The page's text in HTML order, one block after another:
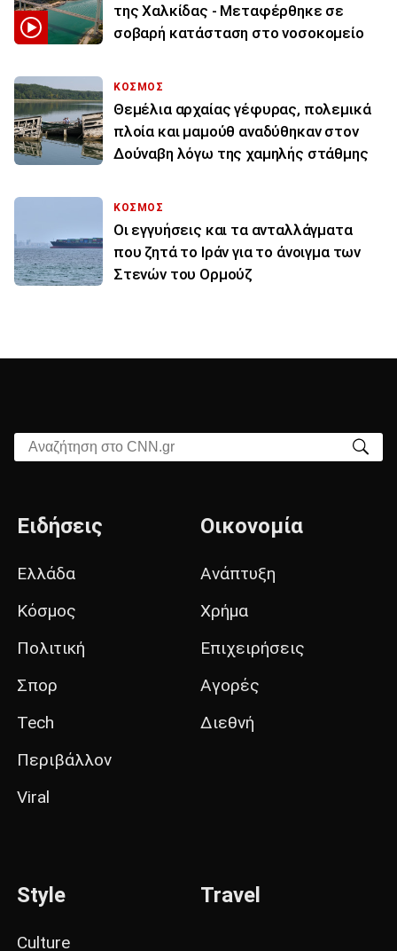
της Χαλκίδας - Μεταφέρθηκε σε
σοβαρή κατάσταση στο νοσοκομείο
ΚΟΣΜΟΣ
Θεμέλια αρχαίας γέφυρας, πολεμικά
πλοία και μαμούθ αναδύθηκαν στον
Δούναβη λόγω της χαμηλής στάθμης
ΚΟΣΜΟΣ
Οι εγγυήσεις και τα ανταλλάγματα
που ζητά το Ιράν για το άνοιγμα των
Στενών του Ορμούζ
Αναζήτηση στο CNN.gr
Ειδήσεις
Ελλάδα
Κόσμος
Πολιτική
Σπορ
Tech
Περιβάλλον
Viral
Οικονομία
Ανάπτυξη
Χρήμα
Επιχειρήσεις
Αγορές
Διεθνή
Style
Culture
Travel